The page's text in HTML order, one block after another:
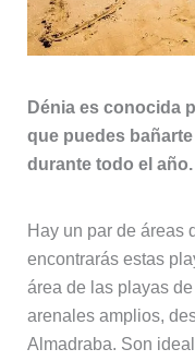
Dénia es conocida
que puedes
durante todo el año.
Hay un par de áreas
encontrarás estas
área de las playas
arenales amplios,
Almadraba. Son